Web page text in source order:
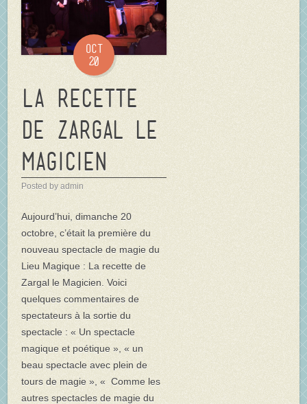
Oct
20
La Recette
de Zargal le
magicien
Posted by admin
Aujourd’hui, dimanche 20
octobre, c’était la première du
nouveau spectacle de magie du
Lieu Magique : La recette de
Zargal le Magicien. Voici
quelques commentaires de
spectateurs à la sortie du
spectacle : « Un spectacle
magique et poétique », « un
beau spectacle avec plein de
tours de magie », « Comme les
autres spectacles de magie du